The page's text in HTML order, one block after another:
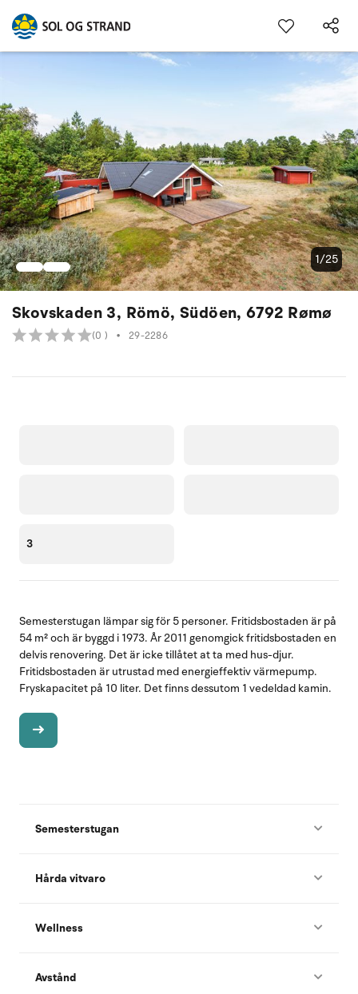
Skovskaden 3, Römö, Südöen, 6792 Rømø
(0 ) • 29-2286
1/25
3
Semesterstugan lämpar sig för 5 personer. Fritidsbostaden är på
54 m² och är byggd i 1973. År 2011 genomgick fritidsbostaden en
delvis renovering. Det är icke tillåtet at ta med hus-djur.
Fritidsbostaden är utrustad med energieffektiv värmepump.
Fryskapacitet på 10 liter. Det finns dessutom 1 vedeldad kamin.
Semesterstugan
Hårda vitvaro
Wellness
Avstånd